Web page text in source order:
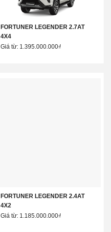
FORTUNER LEGENDER 2.7AT
4X4
Giá từ: 1.395.000.000₫
FORTUNER LEGENDER 2.4AT
4X2
Giá từ: 1.185.000.000₫